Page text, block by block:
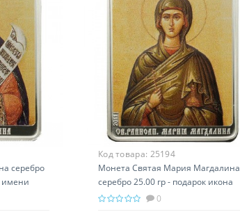
серебро
имени
Код товара: 25194
Монета Святая Мария Магдалина
серебро 25.00 гр - подарок икона
имени
0